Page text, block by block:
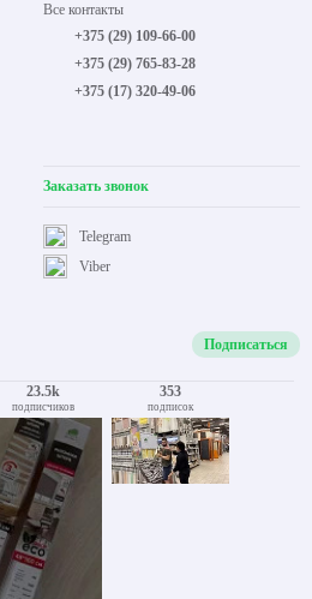
Все контакты
+375 (29) 109-66-00
+375 (29) 765-83-28
+375 (17) 320-49-06
Заказать звонок
Viber
Telegram
Подписаться
23.5k
подписчиков
353
подписок